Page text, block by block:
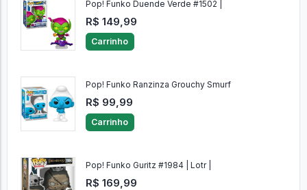
Pop! Funko Duende Verde #1502 |
R$ 149,99
Carrinho
Pop! Funko Ranzinza Grouchy Smurf
R$ 99,99
Carrinho
Pop! Funko Guritz #1984 | Lotr |
R$ 169,99